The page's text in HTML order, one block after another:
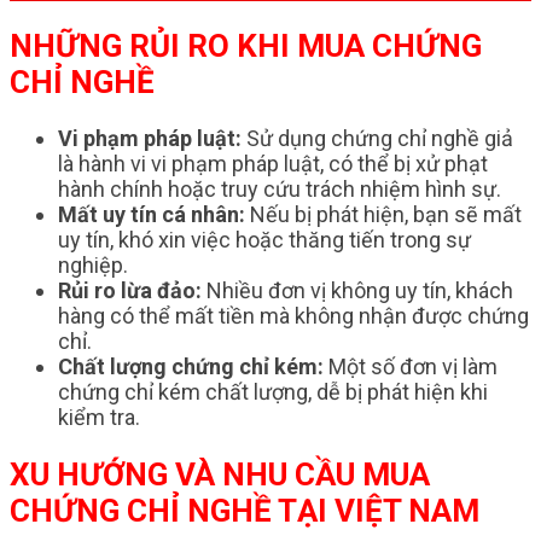
NHỮNG RỦI RO KHI MUA CHỨNG
CHỈ NGHỀ
Vi phạm pháp luật: Sử dụng chứng chỉ nghề giả
là hành vi vi phạm pháp luật, có thể bị xử phạt
hành chính hoặc truy cứu trách nhiệm hình sự.
Mất uy tín cá nhân: Nếu bị phát hiện, bạn sẽ mất
uy tín, khó xin việc hoặc thăng tiến trong sự
nghiệp.
Rủi ro lừa đảo: Nhiều đơn vị không uy tín, khách
hàng có thể mất tiền mà không nhận được chứng
chỉ.
Chất lượng chứng chỉ kém: Một số đơn vị làm
chứng chỉ kém chất lượng, dễ bị phát hiện khi
kiểm tra.
XU HƯỚNG VÀ NHU CẦU MUA
CHỨNG CHỈ NGHỀ TẠI VIỆT NAM